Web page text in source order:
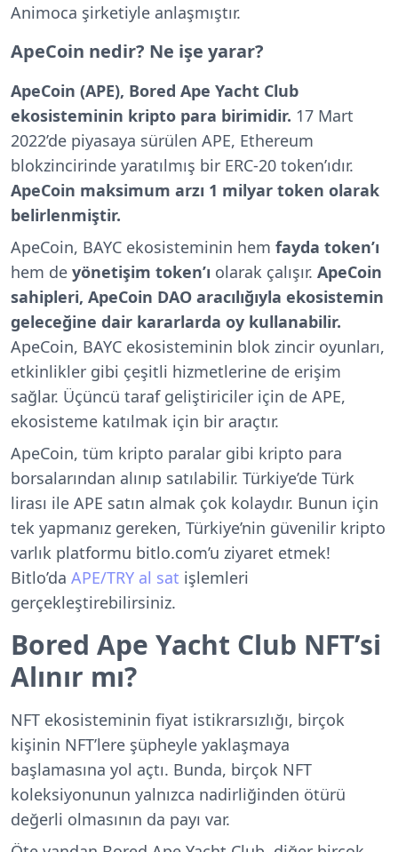
Animoca şirketiyle anlaşmıştır.
ApeCoin nedir? Ne işe yarar?
ApeCoin (APE), Bored Ape Yacht Club
ekosisteminin kripto para birimidir. 17 Mart
2022’de piyasaya sürülen APE, Ethereum
blokzincirinde yaratılmış bir ERC-20 token’ıdır.
ApeCoin maksimum arzı 1 milyar token olarak
belirlenmiştir.
ApeCoin, BAYC ekosisteminin hem fayda token’ı
hem de yönetişim token’ı olarak çalışır. ApeCoin
sahipleri, ApeCoin DAO aracılığıyla ekosistemin
geleceğine dair kararlarda oy kullanabilir.
ApeCoin, BAYC ekosisteminin blok zincir oyunları,
etkinlikler gibi çeşitli hizmetlerine de erişim
sağlar. Üçüncü taraf geliştiriciler için de APE,
ekosisteme katılmak için bir araçtır.
ApeCoin, tüm kripto paralar gibi kripto para
borsalarından alınıp satılabilir. Türkiye’de Türk
lirası ile APE satın almak çok kolaydır. Bunun için
tek yapmanız gereken, Türkiye’nin güvenilir kripto
varlık platformu bitlo.com’u ziyaret etmek!
Bitlo’da APE/TRY al sat işlemleri
gerçekleştirebilirsiniz.
Bored Ape Yacht Club NFT’si
Alınır mı?
NFT ekosisteminin fiyat istikrarsızlığı, birçok
kişinin NFT’lere şüpheyle yaklaşmaya
başlamasına yol açtı. Bunda, birçok NFT
koleksiyonunun yalnızca nadirliğinden ötürü
değerli olmasının da payı var.